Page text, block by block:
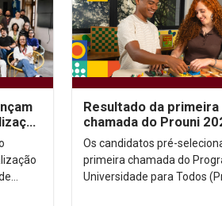
e
Resultado da primeira
chamada do Prouni
está disponível;
devem enviar...
Os candidatos pré-
primeira chamada do
Universidade para Todos